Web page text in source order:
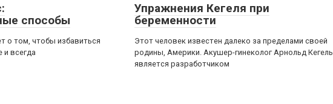
способы
о том, чтобы избавиться
и всегда
Упражнения Кегеля при
беременности
Этот человек известен далеко за пределами своей
родины, Америки. Акушер-гинеколог Арнольд Кегель
является разработчиком